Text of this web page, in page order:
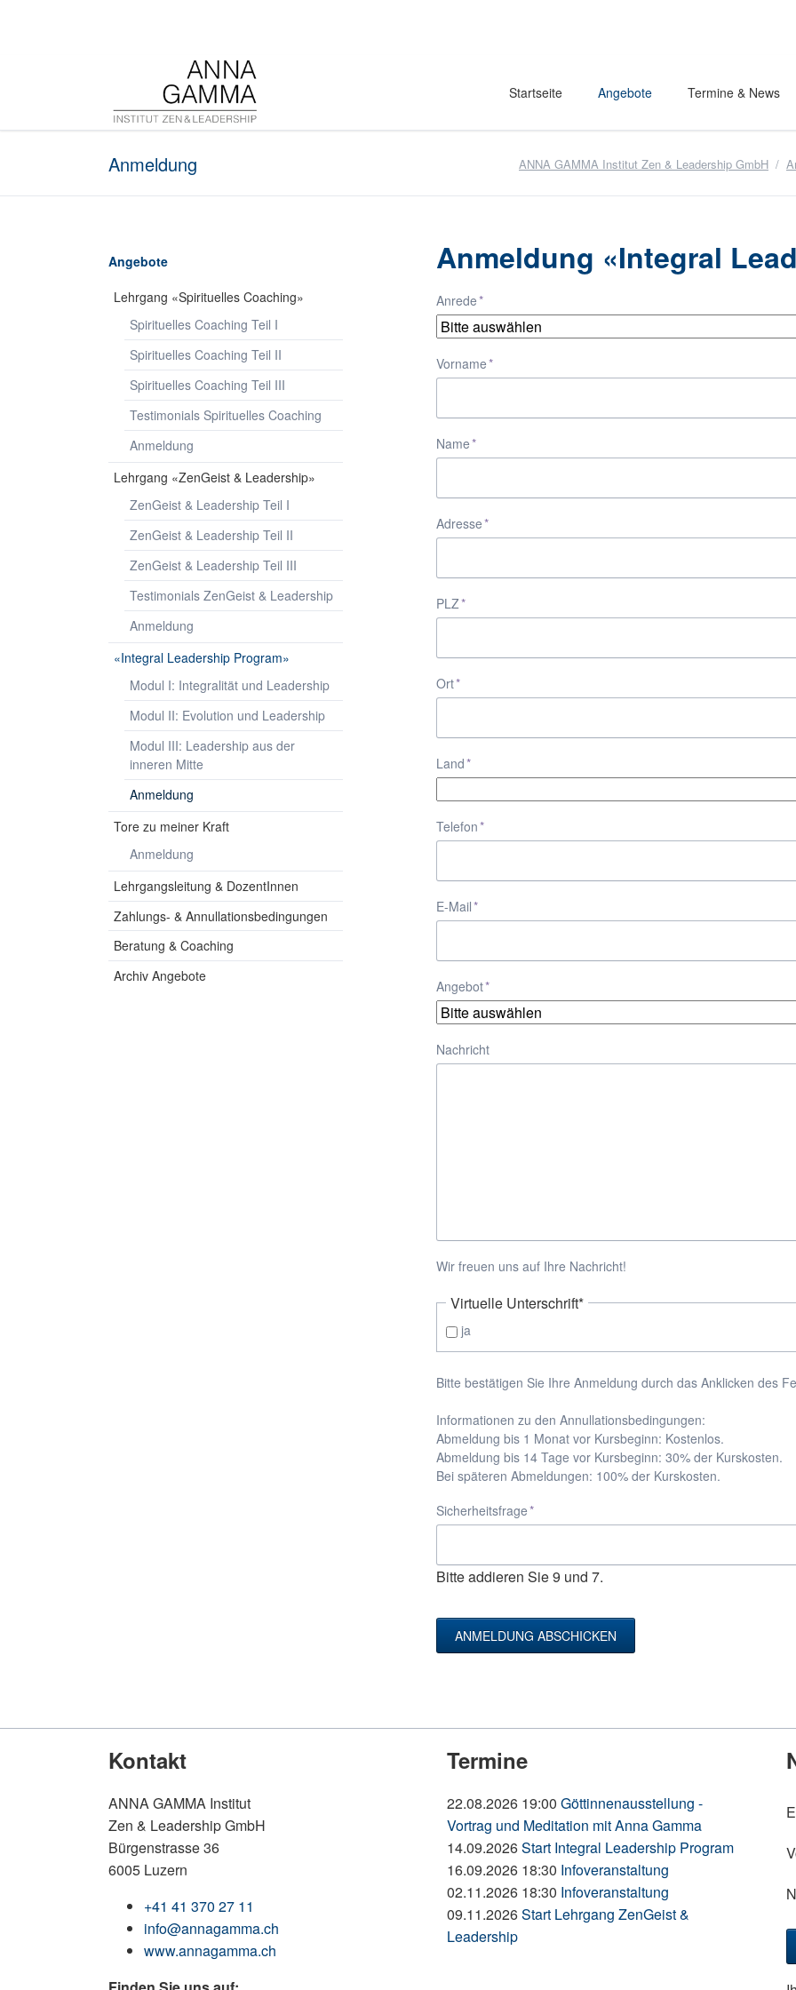
Startseite Angebote Termine & News
Anmeldung ANNA GAMMA Institut Zen & Leadership GmbH
Anmeldung «Integral
Pflichtfeld
Anrede*
Pflichtfeld
Vorname*
Pflichtfeld
Name*
Pflichtfeld
Adresse*
Pflichtfeld
PLZ*
Pflichtfeld
Ort*
Pflichtfeld
Land*
Pflichtfeld
Telefon*
Pflichtfeld
E-Mail*
Pflichtfeld
Angebot*
Nachricht
Wir freuen uns auf Ihre Nachricht!
Pflichtfeld
Virtuelle Unterschrift*
ja
Bitte bestätigen Sie Ihre Anmeldung durch das Anklicken des
Informationen zu den Annullationsbedingungen:
Abmeldung bis 1 Monat vor Kursbeginn: Kostenlos.
Abmeldung bis 14 Tage vor Kursbeginn: 30% der Kurskosten.
Bei späteren Abmeldungen: 100% der Kurskosten.
Pflichtfeld
Sicherheitsfrage*
Bitte addieren Sie 9 und 7.
ANMELDUNG ABSCHICKEN
Navigation
Angebote
Lehrgang «Spirituelles Coaching»
Spirituelles Coaching Teil I
Spirituelles Coaching Teil II
Spirituelles Coaching Teil III
Testimonials Spirituelles Coaching
Anmeldung
Lehrgang «ZenGeist & Leadership»
ZenGeist & Leadership Teil I
ZenGeist & Leadership Teil II
ZenGeist & Leadership Teil III
Testimonials ZenGeist & Leadership
Anmeldung
«Integral Leadership Program»
Modul I: Integralität und Leadership
Modul II: Evolution und Leadership
Modul III: Leadership aus der
inneren Mitte
Anmeldung
Tore zu meiner Kraft
Anmeldung
Lehrgangsleitung & DozentInnen
Zahlungs- & Annullationsbedingungen
Beratung & Coaching
Archiv Angebote
Kontakt
ANNA GAMMA Institut
Zen & Leadership GmbH
Bürgenstrasse 36
6005 Luzern
+41 41 370 27 11
info@annagamma.ch
www.annagamma.ch
Termine
22.08.2026 19:00 Göttinnenausstellung -
Vortrag und Meditation mit Anna Gamma
14.09.2026Start Integral Leadership Program
16.09.2026 18:30 Infoveranstaltung
02.11.2026 18:30 Infoveranstaltung
09.11.2026Start Lehrgang ZenGeist &
Leadership